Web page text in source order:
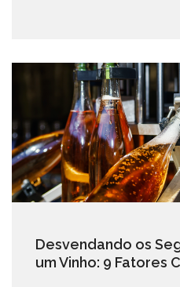
Desvendando os
um Vinho: 9 Fatores